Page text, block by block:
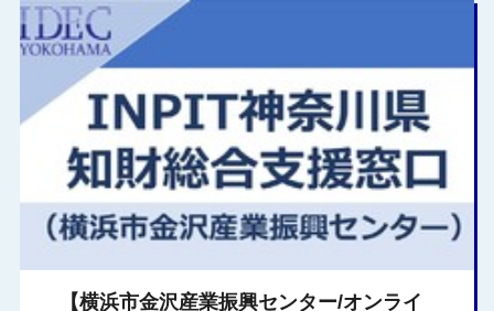
【横浜市金沢産業振興センター/オンライ